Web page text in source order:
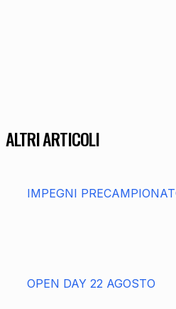
ALTRI ARTICOLI
IMPEGNI
OPEN DAY 22 AGOSTO